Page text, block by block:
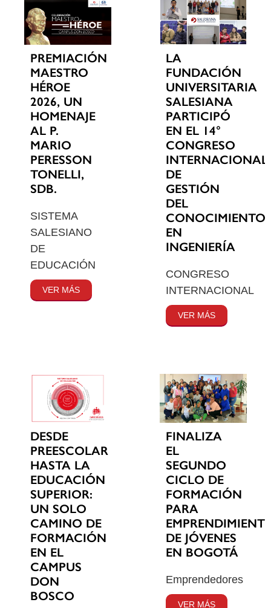
PREMIACIÓN
MAESTRO
HÉROE
2026, UN
HOMENAJE
AL P.
MARIO
PERESSON
TONELLI,
SDB.
SISTEMA
SALESIANO
DE
EDUCACIÓN
VER MÁS
LA
FUNDACIÓN
UNIVERSITARIA
SALESIANA
PARTICIPÓ
EN EL 14°
CONGRESO
INTERNACIONAL
DE
GESTIÓN
DEL
CONOCIMIENTO
EN
INGENIERÍA
CONGRESO
INTERNACIONAL
VER MÁS
DESDE
PREESCOLAR
HASTA LA
EDUCACIÓN
SUPERIOR:
UN SOLO
CAMINO DE
FORMACIÓN
EN EL
CAMPUS
DON
BOSCO
FINALIZA
EL
SEGUNDO
CICLO DE
FORMACIÓN
PARA
DE JÓVENES
EN BOGOTÁ
Emprendedores
VER MÁS